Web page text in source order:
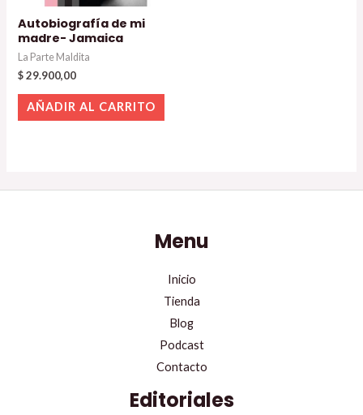
Autobiografía de mi
madre- Jamaica
La Parte Maldita
$29.900,00
AÑADIR AL CARRITO
Menu
Inicio
Tienda
Blog
Podcast
Contacto
Editoriales